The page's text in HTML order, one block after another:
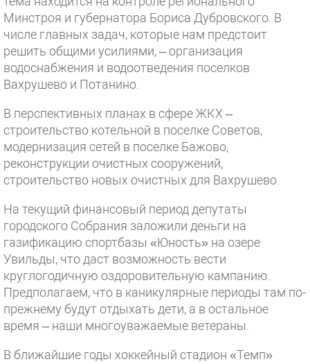
Минстроя и губернатора Бориса Дубровского. В
числе главных задач, которые нам предстоит
решить общими усилиями, – организация
водоснабжения и водоотведения поселков
Вахрушево и Потанино.
В перспективных планах в сфере ЖКХ –
строительство котельной в поселке Советов,
модернизация сетей в поселке Бажово,
реконструкции очистных сооружений,
строительство новых очистных для Вахрушево.
На текущий финансовый период депутаты
городского Собрания заложили деньги на
газификацию спортбазы «Юность» на озере
Увильды, что даст возможность вести
круглогодичную оздоровительную кампанию.
Предполагаем, что в каникулярные периоды там по-
прежнему будут отдыхать дети, а в остальное
время – наши многоуважаемые ветераны.
В ближайшие годы хоккейный стадион «Темп»